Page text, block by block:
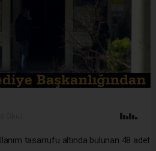
tasarrufu altında bulunan 48 adet